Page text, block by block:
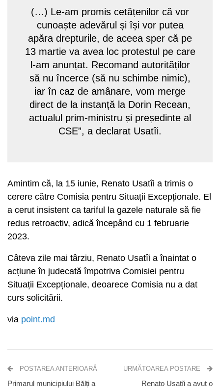
(…) Le-am promis cetățenilor că vor
cunoaște adevărul și își vor putea
apăra drepturile, de aceea sper că pe
13 martie va avea loc protestul pe care
l-am anunțat. Recomand autorităților
să nu încerce (să nu schimbe nimic),
iar în caz de amânare, vom merge
direct de la instanță la Dorin Recean,
actualul prim-ministru și președinte al
CSE”, a declarat Usatîi.
Amintim că, la 15 iunie, Renato Usatîi a trimis o
cerere către Comisia pentru Situații Excepționale. El
a cerut insistent ca tariful la gazele naturale să fie
redus retroactiv, adică începând cu 1 februarie
2023.
Câteva zile mai târziu, Renato Usatîi a înaintat o
acțiune în judecată împotriva Comisiei pentru
Situații Excepționale, deoarece Comisia nu a dat
curs solicitării.
via point.md
POSTAREA ANTERIOARĂ
Primarul municipiului Bălți a
URMĂTOAREA POSTARE
Renato Usatîi a avut o